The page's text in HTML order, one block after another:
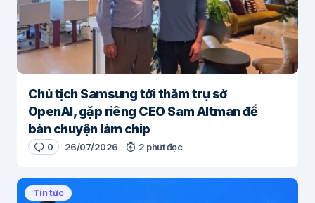
Chủ tịch Samsung tới thăm trụ sở
OpenAI, gặp riêng CEO Sam Altman để
bàn chuyện làm chip
0 26/07/2026 2 phút đọc
Tin tức